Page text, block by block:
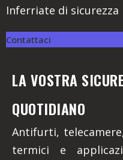
Inferriate di sicurezza
Contattaci
LA VOSTRA
QUOTIDIANO
Antifurti,
termici e